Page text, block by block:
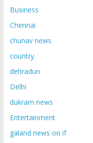
Business
Chennai
chunav news
country
dehradun
Delhi
dukram news
Entertainment
galand news on if